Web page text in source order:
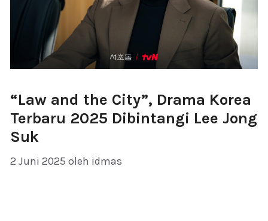
“Law and the City”, Drama Korea
Terbaru 2025 Dibintangi Lee Jong
Suk
2 Juni 2025 oleh idmas